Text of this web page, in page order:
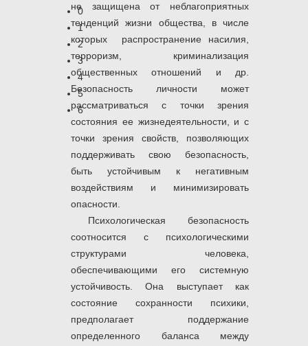
0
1
2
3
4
5
6
не защищена от неблагоприятных
тенденций жизни общества, в числе
которых распространение насилия,
терроризм, криминализация
общественных отношений и др.
Безопасность личности может
рассматриваться с точки зрения
состояния ее жизнедеятельности, и с
точки зрения свойств, позволяющих
поддерживать свою безопасность,
быть устойчивым к негативным
воздействиям и минимизировать
опасности.
Психологическая безопасность
соотносится с психологическими
структурами человека,
обеспечивающими его системную
устойчивость. Она выступает как
состояние сохранности психики,
предполагает поддержание
определенного баланса между